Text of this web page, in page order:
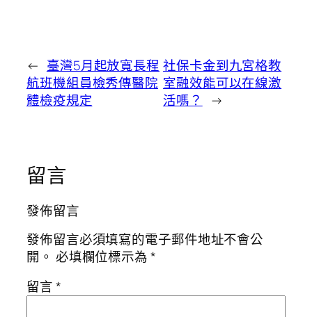
← 臺灣5月起放寬長程
航班機組員檢秀傳醫院
體檢疫規定
社保卡金到九宮格教
室融效能可以在線激
活嗎？
→
留言
發佈留言
發佈留言必須填寫的電子郵件地址不會公
開。 必填欄位標示為*
留言*